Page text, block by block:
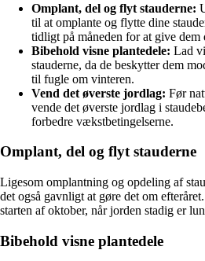
Omplant, del og flyt stauderne:
til at omplante og flytte dine
tidligt på måneden for at give dem
Bibehold visne plantedele: Lad
stauderne, da de beskytter dem
til fugle om vinteren.
Vend det øverste jordlag: Før
vende det øverste jordlag i
forbedre vækstbetingelserne.
Omplant, del og flyt stauderne
Ligesom omplantning og opdeling af
det også gavnligt at gøre det om
starten af oktober, når jorden stadig er
Bibehold visne plantedele